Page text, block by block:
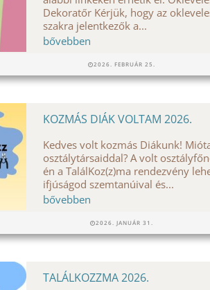
Dekoratőr Kérjük, hogy az
szakra jelentkezők a...
bővebben
2026. FEBRUÁR 25.
KOZMÁS DIÁK VOLTAM 2026.
Kedves volt kozmás Diákunk!
osztálytársaiddal? A volt
én a TalálKoz(z)ma rendezvény
ifjúságod szemtanúival és...
bővebben
2026. JANUÁR 31.
TALÁLKOZZMA 2026.